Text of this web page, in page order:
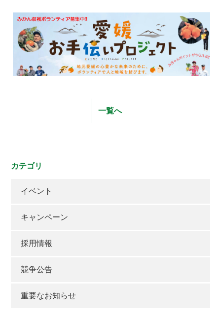
一覧へ
カテゴリ
イベント
キャンペーン
採用情報
競争公告
重要なお知らせ